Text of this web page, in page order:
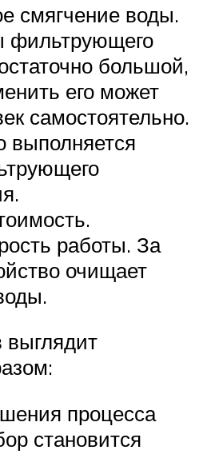
смягчение воды.
фильтрующего
большой,
его может
самостоятельно.
выполняется
работы. За
очищает
выглядит
процесса
становится